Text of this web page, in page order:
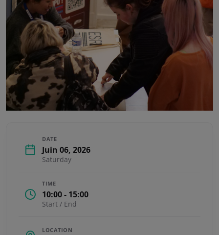
DATE
Juin 06, 2026
Saturday
TIME
10:00 - 15:00
Start / End
LOCATION